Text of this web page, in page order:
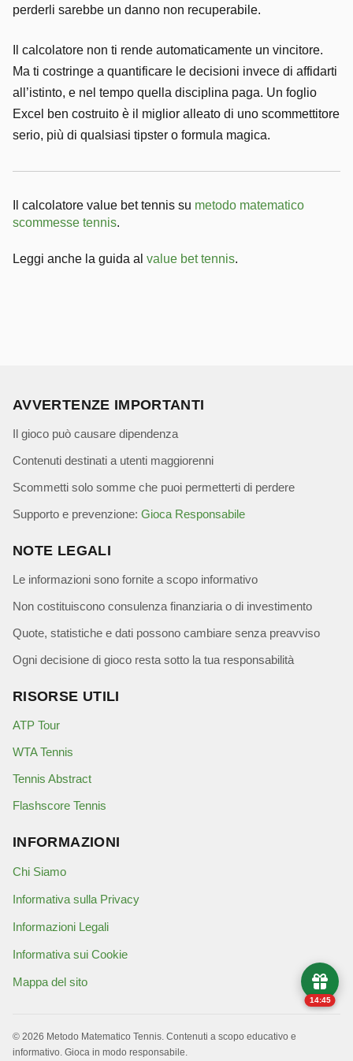
perderli sarebbe un danno non recuperabile.
Il calcolatore non ti rende automaticamente un vincitore.
Ma ti costringe a quantificare le decisioni invece di affidarti
all’istinto, e nel tempo quella disciplina paga. Un foglio
Excel ben costruito è il miglior alleato di uno scommettitore
serio, più di qualsiasi tipster o formula magica.
Il calcolatore value bet tennis su metodo matematico
scommesse tennis.
Leggi anche la guida al value bet tennis.
14:44
AVVERTENZE IMPORTANTI
Il gioco può causare dipendenza
Contenuti destinati a utenti maggiorenni
Scommetti solo somme che puoi permetterti di perdere
Supporto e prevenzione: Gioca Responsabile
NOTE LEGALI
Le informazioni sono fornite a scopo informativo
Non costituiscono consulenza finanziaria o di investimento
Quote, statistiche e dati possono cambiare senza preavviso
Ogni decisione di gioco resta sotto la tua responsabilità
RISORSE UTILI
ATP Tour
WTA Tennis
Tennis Abstract
Flashscore Tennis
INFORMAZIONI
Chi Siamo
Informativa sulla Privacy
Informazioni Legali
Informativa sui Cookie
Mappa del sito
© 2026 Metodo Matematico Tennis. Contenuti a scopo educativo e
informativo. Gioca in modo responsabile.